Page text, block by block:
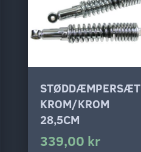
STØDDÆMPERSÆT
KROM/KROM
28,5CM
339,00 kr